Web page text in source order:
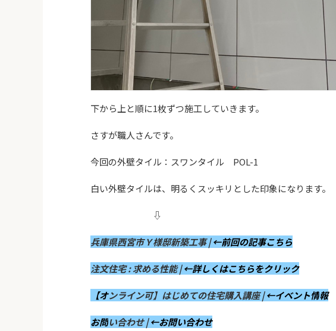
下から上と順に1枚ずつ施工していきます。
さすが職人さんです。
今回の外壁タイル：スワンタイル POL-1
白い外壁タイルは、明るくスッキリとした印象になります。
⇩
兵庫県西宮市Ｙ様邸新築工事 |←前回の記事こちら
注文住宅 : 求める性能 |←詳しくはこちらをクリック
【オンライン可】はじめての住宅購入講座 |←イベント情報
お問い合わせ |←お問い合わせ